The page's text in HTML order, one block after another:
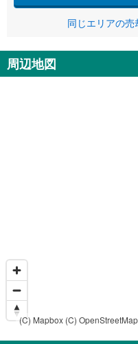
同じエリアの
周辺地図
(C) Mapbox (C) OpenStreetMap